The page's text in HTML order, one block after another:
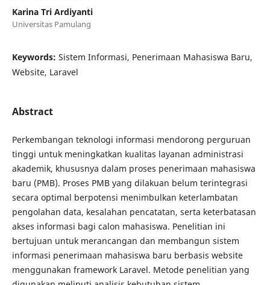
Karina Tri Ardiyanti
Universitas Pamulang
Keywords: Sistem Informasi, Penerimaan Mahasiswa Baru,
Website, Laravel
Abstract
Perkembangan teknologi informasi mendorong perguruan
tinggi untuk meningkatkan kualitas layanan administrasi
akademik, khususnya dalam proses penerimaan mahasiswa
baru (PMB). Proses PMB yang dilakuan belum terintegrasi
secara optimal berpotensi menimbulkan keterlambatan
pengolahan data, kesalahan pencatatan, serta keterbatasan
akses informasi bagi calon mahasiswa. Penelitian ini
bertujuan untuk merancangan dan membangun sistem
informasi penerimaan mahasiswa baru berbasis website
menggunakan framework Laravel. Metode penelitian yang